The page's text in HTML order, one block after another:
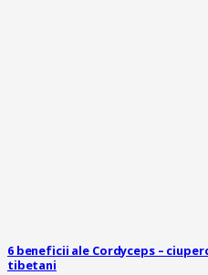
6 beneficii ale Cordyceps –
tibetani